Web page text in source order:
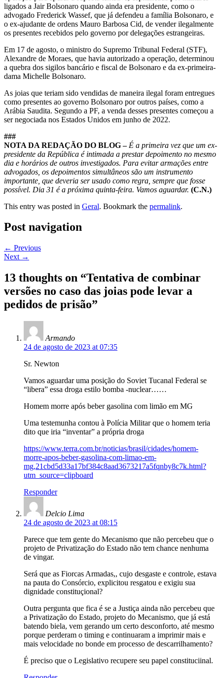
ligados a Jair Bolsonaro quando ainda era presidente, como o
advogado Frederick Wassef, que já defendeu a família Bolsonaro, e
o ex-ajudante de ordens Mauro Barbosa Cid, de vender ilegalmente
os presentes recebidos pelo governo por delegações estrangeiras.
Em 17 de agosto, o ministro do Supremo Tribunal Federal (STF),
Alexandre de Moraes, que havia autorizado a operação, determinou
a quebra dos sigilos bancário e fiscal de Bolsonaro e da ex-primeira-
dama Michelle Bolsonaro.
As joias que teriam sido vendidas de maneira ilegal foram entregues
como presentes ao governo Bolsonaro por outros países, como a
Arábia Saudita. Segundo a PF, a venda desses presentes começou a
ser negociada nos Estados Unidos em junho de 2022.
###
NOTA DA REDAÇÃO DO BLOG – É a primeira vez que um ex-
presidente da República é intimada a prestar depoimento no mesmo
dia e horários de outros investigados. Para evitar armações entre
advogados, os depoimentos simultâneos são um instrumento
importante, que deveria ser usado como regra, sempre que fosse
possível. Dia 31 é a próxima quinta-feira. Vamos aguardar. (C.N.)
This entry was posted in Geral. Bookmark the permalink.
Post navigation
← Previous
Next →
13 thoughts on “Tentativa de combinar
versões no caso das joias pode levar a
pedidos de prisão”
Armando
24 de agosto de 2023 at 07:35
Sr. Newton
Vamos aguardar uma posição do Soviet Tucanal Federal se
“libera” essa droga estilo bomba -nuclear……
Homem morre após beber gasolina com limão em MG
Uma testemunha contou à Polícia Militar que o homem teria
dito que iria “inventar” a própria droga
https://www.terra.com.br/noticias/brasil/cidades/homem-
morre-apos-beber-gasolina-com-limao-em-
mg,21cbd5d33a17bf384c8aad3673217a5fqnby8c7k.html?
utm_source=clipboard
Responder
Delcio Lima
24 de agosto de 2023 at 08:15
Parece que tem gente do Mecanismo que não percebeu que o
projeto de Privatização do Estado não tem chance nenhuma
de vingar.
Será que as Fiorcas Armadas,, cujo desgaste e controle, estava
na pauta do Consórcio, explicitou resgatou e exigiu sua
dignidade constituçional?
Outra pergunta que fica é se a Justiça ainda não percebeu que
a Privatização do Estado, projeto do Mecanismo, que já está
batendo biela, vem gerando um certo desconforto, até mesmo
porque perderam o timing e continuaram a imprimir mais e
mais velocidade no bonde em processo de descarrilhamento?
É preciso que o Legislativo recupere seu papel constituciinal.